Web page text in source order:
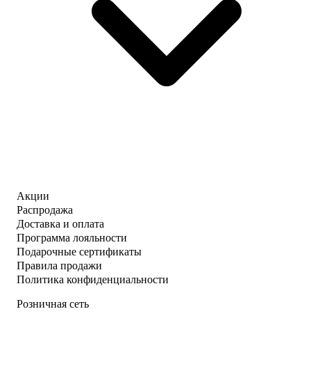
Акции
Распродажа
Доставка и оплата
Программа лояльности
Подарочные сертификаты
Правила продажи
Политика конфиденциальности
Розничная сеть